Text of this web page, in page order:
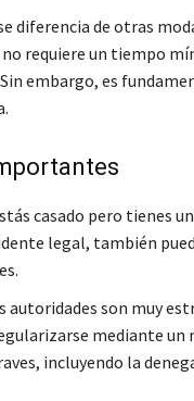
diferencia de otras
requiere un tiempo
embargo, es
casado pero tienes
legal, también
autoridades son muy
mediante
incluyendo la